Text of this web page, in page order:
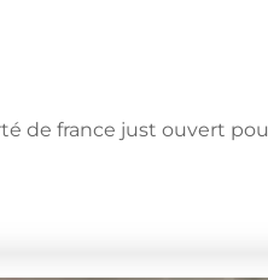
de france just ouvert